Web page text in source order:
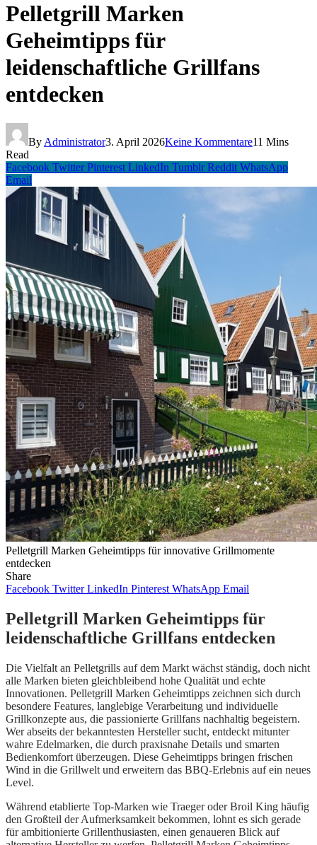
Pelletgrill Marken
Geheimtipps für
leidenschaftliche Grillfans
entdecken
By Administrator3. April 2026Keine Kommentare11 Mins
Read
Facebook Twitter Pinterest LinkedIn Tumblr Reddit WhatsApp
Email
Pelletgrill Marken Geheimtipps für innovative Grillmomente
entdecken
Share
Facebook Twitter LinkedIn Pinterest WhatsApp Email
Pelletgrill Marken Geheimtipps für
leidenschaftliche Grillfans entdecken
Die Vielfalt an Pelletgrills auf dem Markt wächst ständig, doch nicht
alle Marken bieten gleichbleibend hohe Qualität und echte
Innovationen. Pelletgrill Marken Geheimtipps zeichnen sich durch
besondere Features, langlebige Verarbeitung und individuelle
Grillkonzepte aus, die passionierte Grillfans nachhaltig begeistern.
Wer abseits der bekanntesten Hersteller sucht, entdeckt mitunter
wahre Edelmarken, die durch praxisnahe Details und smarten
Bedienkomfort überzeugen. Diese Geheimtipps bringen frischen
Wind in die Grillwelt und erweitern das BBQ-Erlebnis auf ein neues
Level.
Während etablierte Top-Marken wie Traeger oder Broil King häufig
den Großteil der Aufmerksamkeit bekommen, lohnt es sich gerade
für ambitionierte Grillenthusiasten, einen genaueren Blick auf